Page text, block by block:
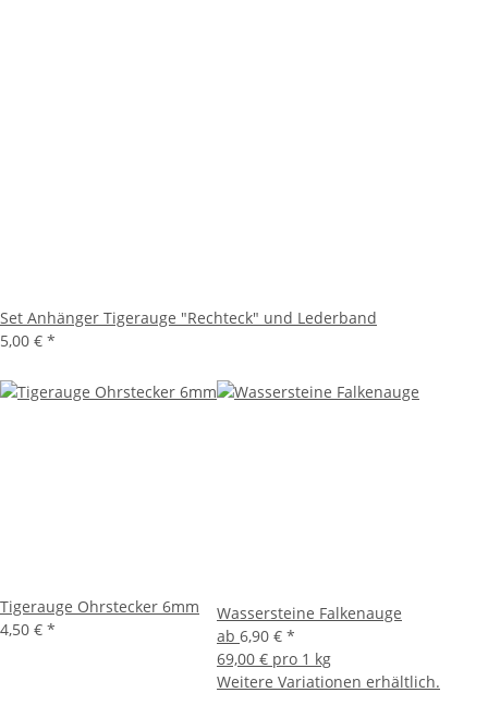
Set Anhänger Tigerauge "Rechteck" und Lederband
5,00 € *
Tigerauge Ohrstecker 6mm
4,50 € *
Wassersteine Falkenauge
ab 6,90 € *
69,00 € pro 1 kg
Weitere Variationen erhältlich.